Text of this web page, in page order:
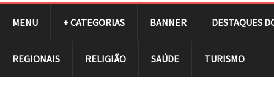
MENU + CATEGORIAS BANNER DESTAQUES
REGIONAIS RELIGIÃO SAÚDE TURISMO